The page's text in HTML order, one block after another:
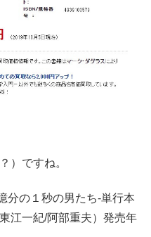
）ですね。
分の１秒の男たち-単行本
江一紀/阿部重夫）発売年